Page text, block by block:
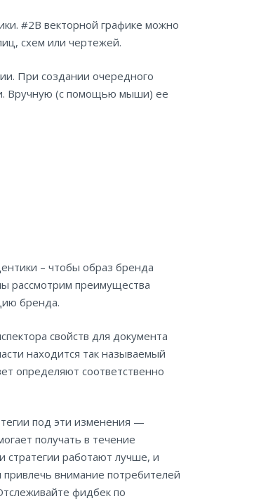
#2В векторной графике можно
схем или чертежей.
При создании очередного
Вручную (с помощью мыши) ее
– чтобы образ бренда
рассмотрим преимущества
бренда.
свойств для документа
находится так называемый
определяют соответственно
под эти изменения —
получать в течение
стратегии работают лучше, и
внимание потребителей
фидбек по